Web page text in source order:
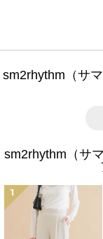
sm2rhythm（サ
sm2rhythm（サ
1